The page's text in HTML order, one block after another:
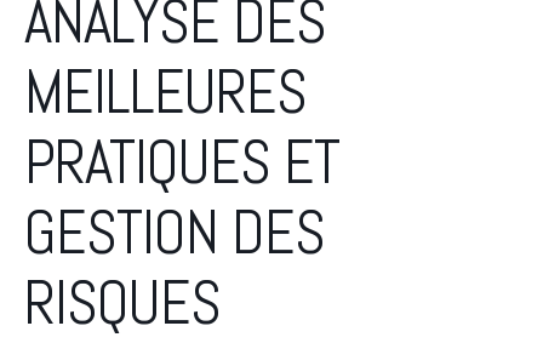
ANALYSE DES
MEILLEURES
PRATIQUES ET
GESTION DES
RISQUES